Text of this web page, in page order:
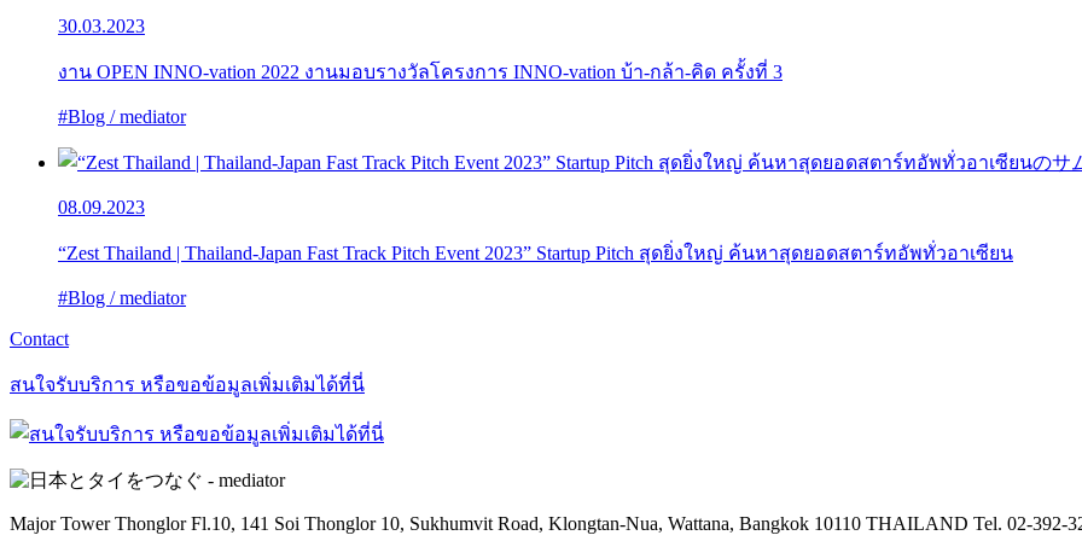
30.03.2023
งาน OPEN INNO-vation 2022 งานมอบรางวัลโครงการ INNO-vation บ้า-กล้า-คิด ครั้งที่ 3
#Blog / mediator
08.09.2023
“Zest Thailand | Thailand-Japan Fast Track Pitch Event 2023” Startup Pitch สุดยิ่งใหญ่ ค้นหาสุดยอดสตาร์ทอัพทั่วอาเซียน
#Blog / mediator
Contact
สนใจรับบริการ หรือขอข้อมูลเพิ่มเติมได้ที่นี่
Major Tower Thonglor Fl.10, 141 Soi Thonglor 10, Sukhumvit Road, Klongtan-Nua, Wattana, Bangkok 10110 THAILAND Tel. 02-392-